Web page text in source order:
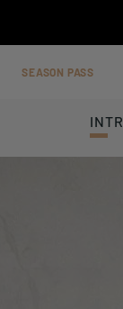
SEASON PASS